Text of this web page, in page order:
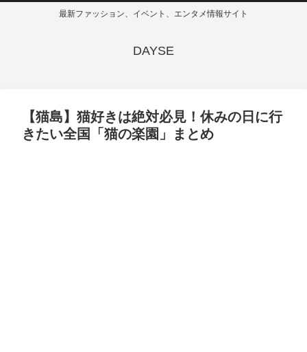
最新ファッション、イベント、エンタメ情報サイト
DAYSE
【猫島】猫好きは絶対必見！休みの日に行
きたい全国「猫の楽園」まとめ